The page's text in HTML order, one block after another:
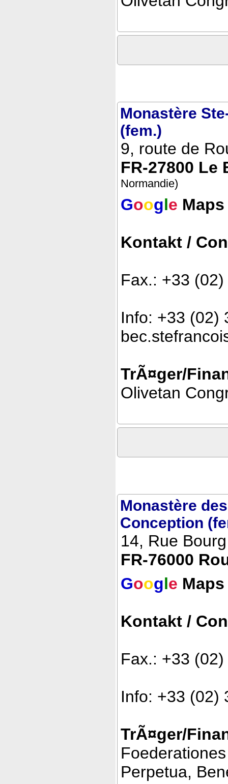
Monastère
(fem.)
9, route de
FR-27800 Le
Normandie)
Google Maps
Kontakt /
Fax.: +33
Info: +33 (02)
TrÃ¤ger/
Olivetan
Monastère
Conception
14, Rue
FR-76000
Google Maps
Kontakt /
Fax.: +33
Info: +33 (02)
TrÃ¤ger/
Perpetua,